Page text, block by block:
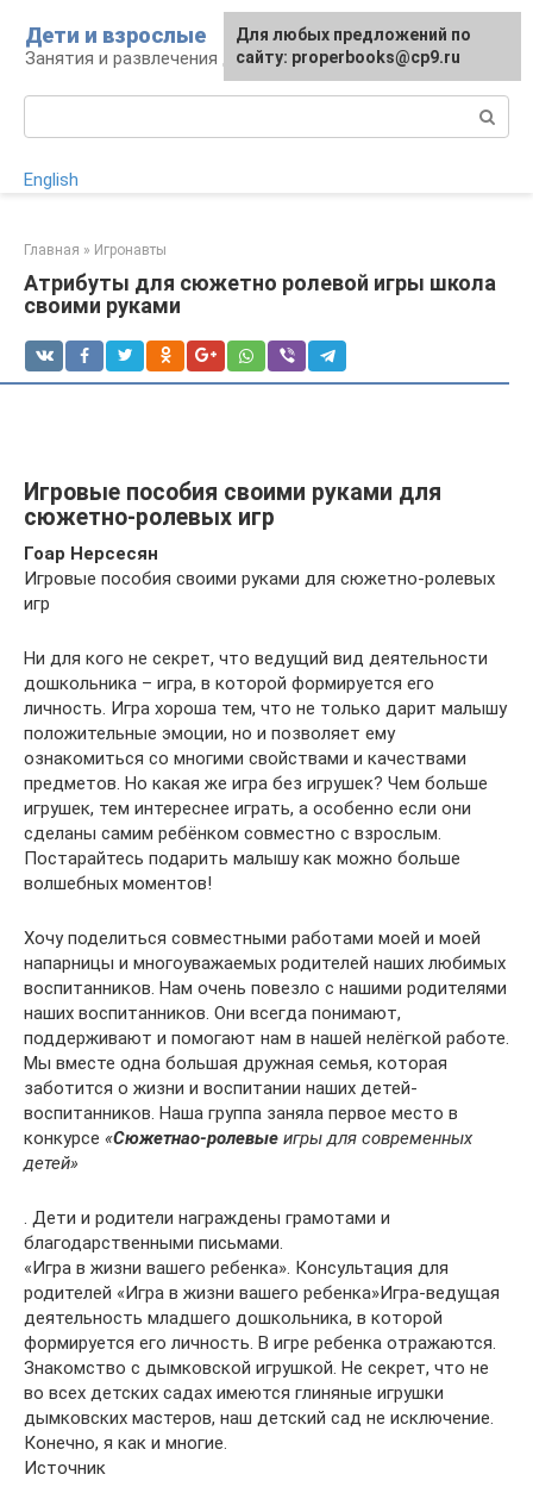
контенту
Дети и взрослые
Занятия и развлечения для дошкольников
English
Главная » Игронавты
Атрибуты для сюжетно ролевой игры школа
своими руками
Игровые пособия своими руками для
сюжетно-ролевых игр
Гоар Нерсесян
Игровые пособия своими руками для сюжетно-ролевых
игр
Ни для кого не секрет, что ведущий вид деятельности
дошкольника – игра, в которой формируется его
личность. Игра хороша тем, что не только дарит малышу
положительные эмоции, но и позволяет ему
ознакомиться со многими свойствами и качествами
предметов. Но какая же игра без игрушек? Чем больше
игрушек, тем интереснее играть, а особенно если они
сделаны самим ребёнком совместно с взрослым.
Постарайтесь подарить малышу как можно больше
волшебных моментов!
Хочу поделиться совместными работами моей и моей
напарницы и многоуважаемых родителей наших любимых
воспитанников. Нам очень повезло с нашими родителями
наших воспитанников. Они всегда понимают,
поддерживают и помогают нам в нашей нелёгкой работе.
Мы вместе одна большая дружная семья, которая
заботится о жизни и воспитании наших детей-
воспитанников. Наша группа заняла первое место в
конкурсе «Сюжетнао-ролевые игры для современных
детей»
. Дети и родители награждены грамотами и
благодарственными письмами.
«Игра в жизни вашего ребенка». Консультация для
родителей «Игра в жизни вашего ребенка»Игра-ведущая
деятельность младшего дошкольника, в которой
формируется его личность. В игре ребенка отражаются.
Знакомство с дымковской игрушкой. Не секрет, что не
во всех детских садах имеются глиняные игрушки
дымковских мастеров, наш детский сад не исключение.
Конечно, я как и многие.
Источник
Для любых предложений по
сайту: properbooks@cp9.ru